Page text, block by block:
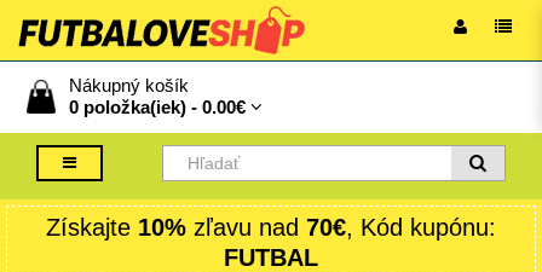
Nákupný košík
0 položka(iek) - 0.00€
Získajte 10% zľavu nad 70€, Kód kupónu:
FUTBAL